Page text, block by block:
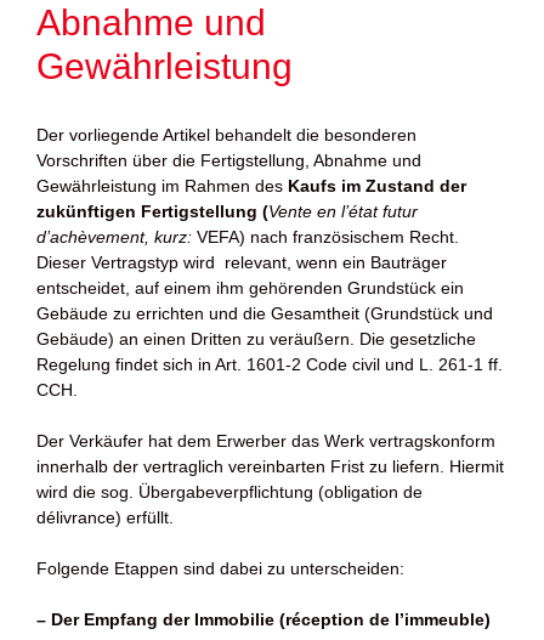
Abnahme und
Gewährleistung
Der vorliegende Artikel behandelt die besonderen
Vorschriften über die Fertigstellung, Abnahme und
Gewährleistung im Rahmen des Kaufs im Zustand der
zukünftigen Fertigstellung (Vente en l’état futur
d’achèvement, kurz: VEFA) nach französischem Recht.
Dieser Vertragstyp wird relevant, wenn ein Bauträger
entscheidet, auf einem ihm gehörenden Grundstück ein
Gebäude zu errichten und die Gesamtheit (Grundstück und
Gebäude) an einen Dritten zu veräußern. Die gesetzliche
Regelung findet sich in Art. 1601-2 Code civil und L. 261-1 ff.
CCH.
Der Verkäufer hat dem Erwerber das Werk vertragskonform
innerhalb der vertraglich vereinbarten Frist zu liefern. Hiermit
wird die sog. Übergabeverpflichtung (obligation de
délivrance) erfüllt.
Folgende Etappen sind dabei zu unterscheiden:
– Der Empfang der Immobilie (réception de l’immeuble)